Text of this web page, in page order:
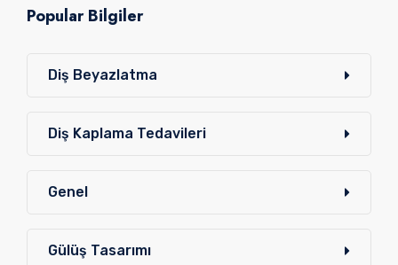
Popular Bilgiler
Diş Beyazlatma
Diş Kaplama Tedavileri
Genel
Gülüş Tasarımı